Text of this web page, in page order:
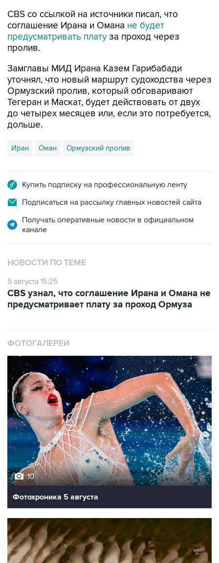
CBS со ссылкой на источники писал, что
соглашение Ирана и Омана не будет
предусматривать плату за проход через
пролив.
Замглавы МИД Ирана Казем Гарибабади
уточнял, что новый маршрут судоходства через
Ормузский пролив, который обговаривают
Тегеран и Маскат, будет действовать от двух
до четырех месяцев или, если это потребуется,
дольше.
Иран Оман Ормузский пролив
Купить подписку на профессиональную ленту
Подписаться на рассылку главных новостей сайта
Получать оперативные новости в официальном
канале
НОВОСТИ ПО ТЕМЕ
5 августа 15:25
CBS узнал, что соглашение Ирана и Омана не
предусматривает плату за проход Ормуза
ФОТОГАЛЕРЕИ
10
Фотохроника 5 августа